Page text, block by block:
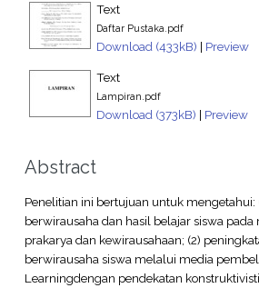
Text
Daftar Pustaka.pdf
Download (433kB) | Preview
Text
Lampiran.pdf
Download (373kB) | Preview
Abstract
Penelitian ini bertujuan untuk mengetahui:
berwirausaha dan hasil belajar siswa pada
prakarya dan kewirausahaan; (2)
berwirausaha siswa melalui media
Learningdengan pendekatan